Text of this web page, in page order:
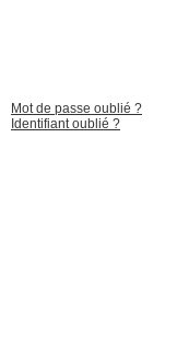
Mot de passe oublié ?
Identifiant oublié ?